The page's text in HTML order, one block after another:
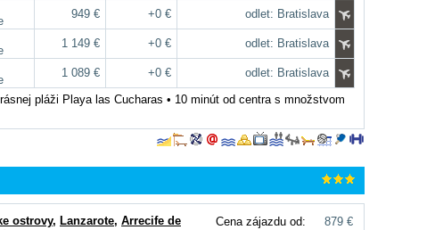
949 € +0 € odlet: Bratislava
1 149 € +0 € odlet: Bratislava
1 089 € +0 €
odlet: Bratislava
pláži Playa las Cucharas • 10 minút od centra s množstvom
Cena zájazdu od:
879 €
ostrovy, Lanzarote, Arrecife de